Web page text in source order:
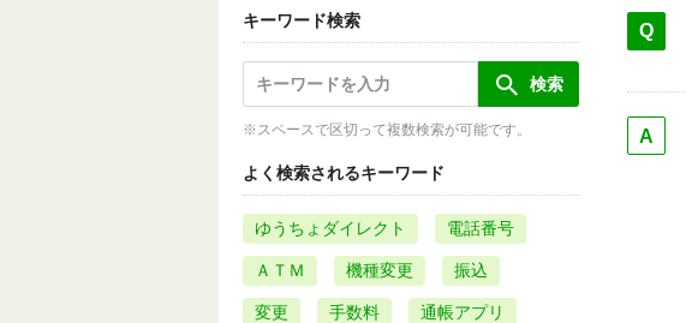
キーワード検索
※スペースで区切って複数検索が可能です。
よく検索されるキーワード
ゆうちょダイレクト 電話番号
ＡＴＭ 機種変更 振込
変更 手数料 通帳アプリ